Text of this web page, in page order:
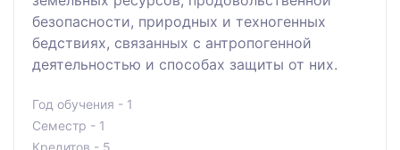
безопасности, природных и техногенных
бедствиях, связанных с антропогенной
деятельностью и способах защиты от них.
Год обучения - 1
Семестр - 1
Кредитов - 5